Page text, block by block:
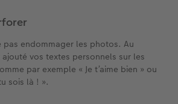
pas endommager les photos. Au
vos textes personnels sur les
par exemple « Je t’aime bien » ou
sois là ! ».